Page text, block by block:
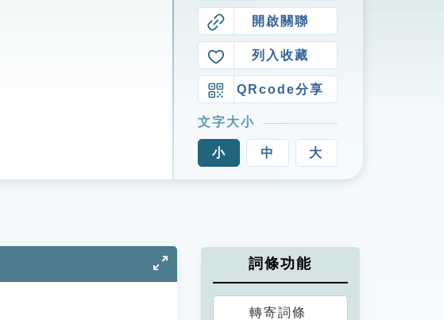
開啟關聯
列入收藏
QRcode分享
文字大小
小 中 大
詞條功能
轉寄詞條